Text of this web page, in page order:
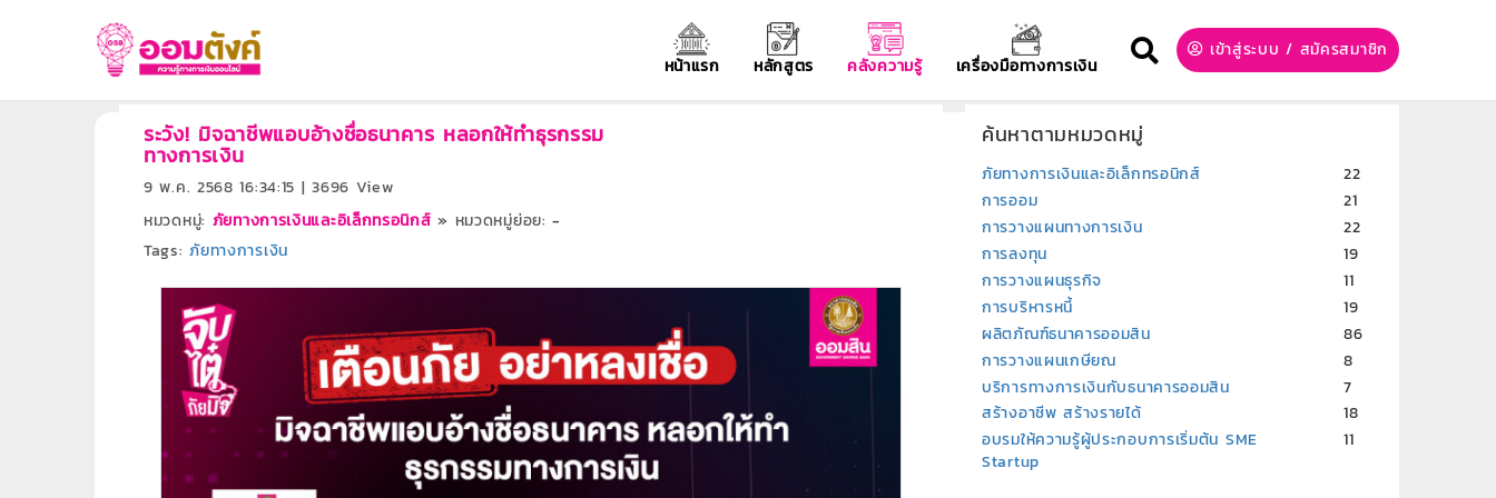
หน้าแรก หลักสูตร คลังความรู้ เครื่องมือทางการเงิน
เข้าสู่ระบบ / สมัครสมาชิก
ระวัง! มิจฉาชีพแอบอ้างชื่อธนาคาร หลอกให้ทำธุรกรรม
ทางการเงิน
9 พ.ค. 2568 16:34:15 | 3696 View
หมวดหมู่: ภัยทางการเงินและอิเล็กทรอนิกส์ » หมวดหมู่ย่อย: -
Tags:ภัยทางการเงิน
ค้นหาตามหมวดหมู่
ภัยทางการเงินและอิเล็กทรอนิกส์
22
การออม
21
การวางแผนทางการเงิน
22
การลงทุน
19
การวางแผนธุรกิจ
11
การบริหารหนี้
19
ผลิตภัณฑ์ธนาคารออมสิน
86
การวางแผนเกษียณ
8
บริการทางการเงินกับธนาคารออมสิน
7
สร้างอาชีพ สร้างรายได้
18
อบรมให้ความรู้ผู้ประกอบการเริ่มต้น SME
Startup
11